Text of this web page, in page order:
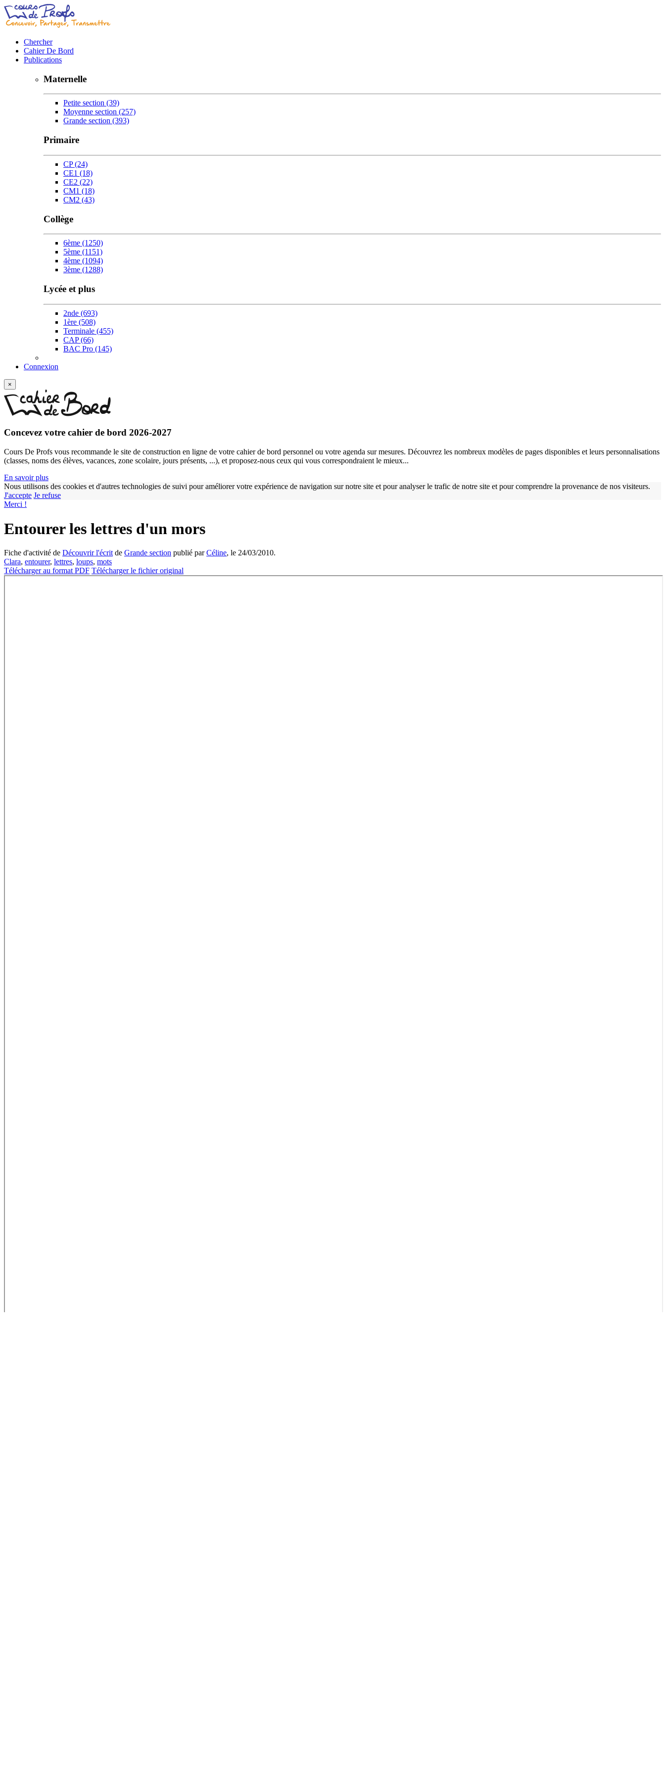
Chercher
Cahier De Bord
Publications
Maternelle
Petite section (39)
Moyenne section (257)
Grande section (393)
Primaire
CP(24)
CE1 (18)
CE2 (22)
CM1 (18)
CM2 (43)
Collège
6ème (1250)
5ème (1151)
4ème (1094)
3ème (1288)
Lycée et plus
2nde (693)
1ère (508)
Terminale (455)
CAP(66)
BAC Pro (145)
Connexion
×
Concevez votre cahier de bord 2026-2027
Cours De Profs vous recommande le site de construction en ligne de votre cahier de bord personnel ou votre agenda sur mesures. Découvrez les nombreux modèles de pages disponibles et leurs personnalisations
(classes, noms des élèves, vacances, zone scolaire, jours présents, ...), et proposez-nous ceux qui vous correspondraient le mieux...
En savoir plus
Nous utilisons des cookies et d'autres technologies de suivi pour améliorer votre expérience de navigation sur notre site et pour analyser le trafic de notre site et pour comprendre la provenance de nos visiteurs.
J'accepte Je refuse
Merci !
Entourer les lettres d'un mors
Fiche d'activité de Découvrir l'écrit de Grande section publié parCéline, le 24/03/2010.
Clara, entourer, lettres, loups, mots
Télécharger au format PDF Télécharger le fichier original